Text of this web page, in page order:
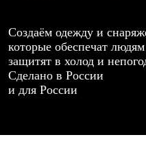
Среднее термобелье
Легкое термобелье
Лёгкая одежда
Футболки
Рубашки
Толстовки
Женская одежда
Создаём одежду и
которые обеспечат
защитят в холод и
Сделано в России
и для России